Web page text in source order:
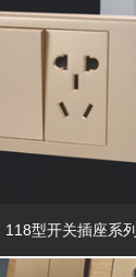
118型开关插座系列